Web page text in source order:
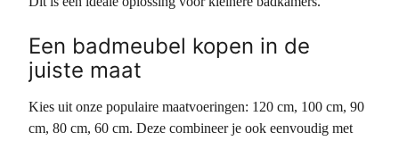
Een badmeubel kopen in de
juiste maat
Kies uit onze populaire maatvoeringen: 120 cm, 100 cm, 90
cm, 80 cm, 60 cm. Deze combineer je ook eenvoudig met